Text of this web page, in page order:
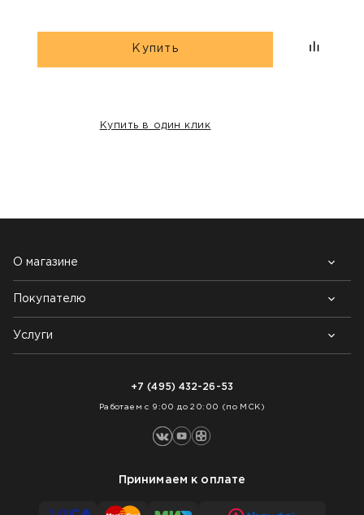
Купить
Купить в один клик
О магазине
Почему выбирают нас
Контакты
Блог
Покупателю
Возврат товара
Как заказать
Услуги
+7 (495) 432-26-53
Работаем с 9:00 до 20:00 (по МСК)
Принимаем к оплате